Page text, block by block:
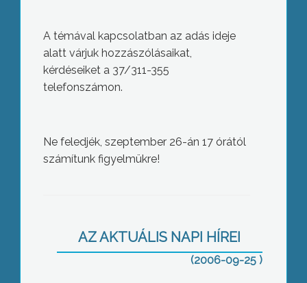
A témával kapcsolatban az adás ideje
alatt várjuk hozzászólásaikat,
kérdéseiket a 37/311-355
telefonszámon.
Ne feledjék, szeptember 26-án 17 órától
számítunk figyelmükre!
AZ AKTUÁLIS NAPI HÍREI
(2006-09-25 )